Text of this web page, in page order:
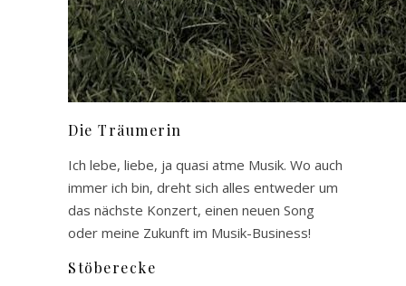
Die Träumerin
Ich lebe, liebe, ja quasi atme Musik. Wo auch
immer ich bin, dreht sich alles entweder um
das nächste Konzert, einen neuen Song
oder meine Zukunft im Musik-Business!
Stöberecke